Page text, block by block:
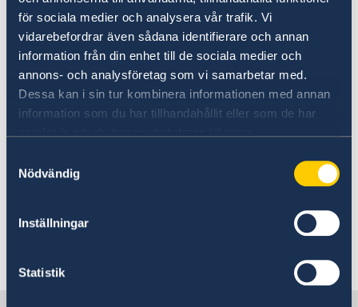
för sociala medier och analysera vår trafik. Vi
vidarebefordrar även sådana identifierare och annan
information från din enhet till de sociala medier och
annons- och analysföretag som vi samarbetar med.
Dessa kan i sin tur kombinera informationen med annan
information som du har tillhandahållit eller som de har
Nödvändig
Inställningar
Statistik
In- och utresebestämmelser
Hälso- och sjukvård
Lokala lagar och sedvänjor
Kriminalitet och personlig säkerhet
Trafiksäkerhet
Försäkringsskydd
Övriga upplysningar
regeringens proposition Arv i internationella
situationer, Prop. 2014/15:105.
Skatteverkets webbplats
Ansök om europeiskt arvsintyg
Regeringens faktablad om arv i internationella
Regeringens Proposition 2014/15:105 om arv i